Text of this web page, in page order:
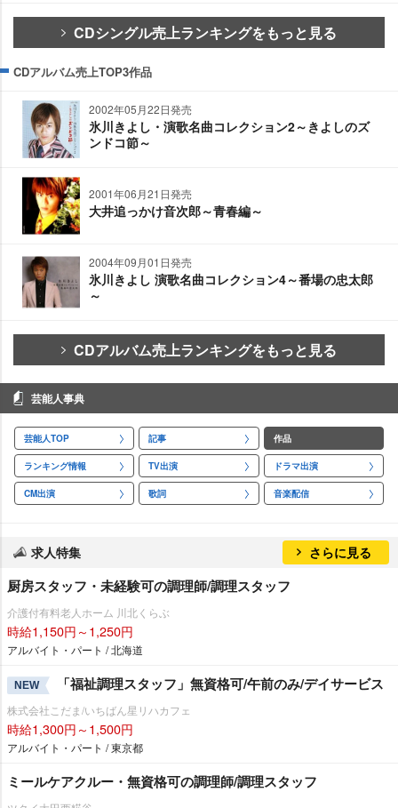
CDシングル売上ランキングをもっと見る
CDアルバム売上TOP3作品
2002年05月22日発売
氷川きよし・演歌名曲コレクション2～きよしのズ
ンドコ節～
2001年06月21日発売
大井追っかけ音次郎～青春編～
2004年09月01日発売
氷川きよし 演歌名曲コレクション4～番場の忠太郎
～
CDアルバム売上ランキングをもっと見る
芸能人事典
芸能人TOP 記事 作品
ランキング情報 TV出演 ドラマ出演
CM出演 歌詞 音楽配信
求人特集 さらに見る
厨房スタッフ・未経験可の調理師/調理スタッフ
介護付有料老人ホーム 川北くらぶ
時給1,150円～1,250円
アルバイト・パート / 北海道
NEW 「福祉調理スタッフ」無資格可/午前のみ/デイサービス
株式会社こだま/いちばん星リハカフェ
時給1,300円～1,500円
アルバイト・パート / 東京都
ミールケアクルー・無資格可の調理師/調理スタッフ